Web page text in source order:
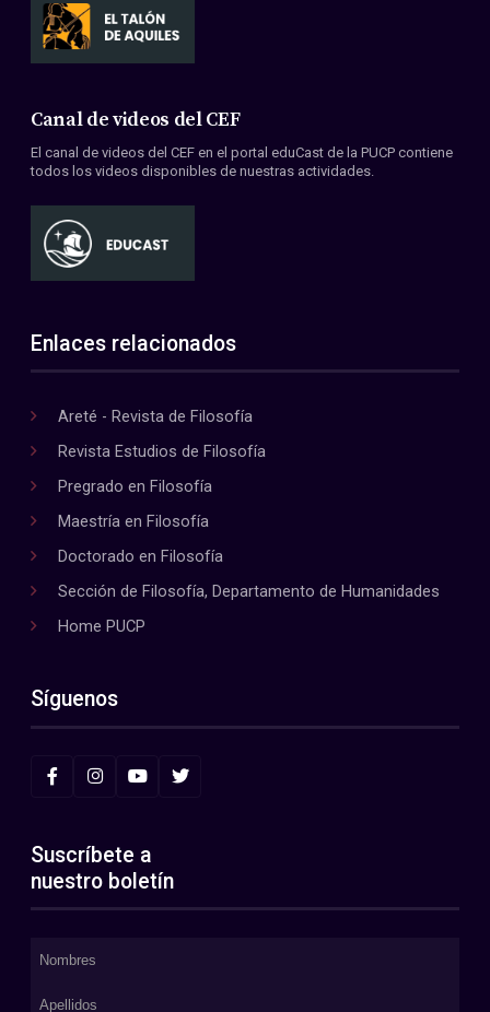
Canal de videos del CEF
El canal de videos del CEF en el portal eduCast de la PUCP contiene
todos los videos disponibles de nuestras actividades.
Enlaces relacionados
Areté - Revista de Filosofía
Revista Estudios de Filosofía
Pregrado en Filosofía
Maestría en Filosofía
Doctorado en Filosofía
Sección de Filosofía, Departamento de Humanidades
Home PUCP
Síguenos
Suscríbete a
nuestro boletín